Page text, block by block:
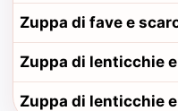
Zuppa di fave e
Zuppa di lenticchie
Zuppa di lenticchie